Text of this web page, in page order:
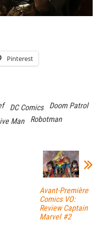
Pinterest
DC Comics
Doom Patrol
Man
Robotman
Avant-Première
Comics VO:
Review Captain
Marvel #2